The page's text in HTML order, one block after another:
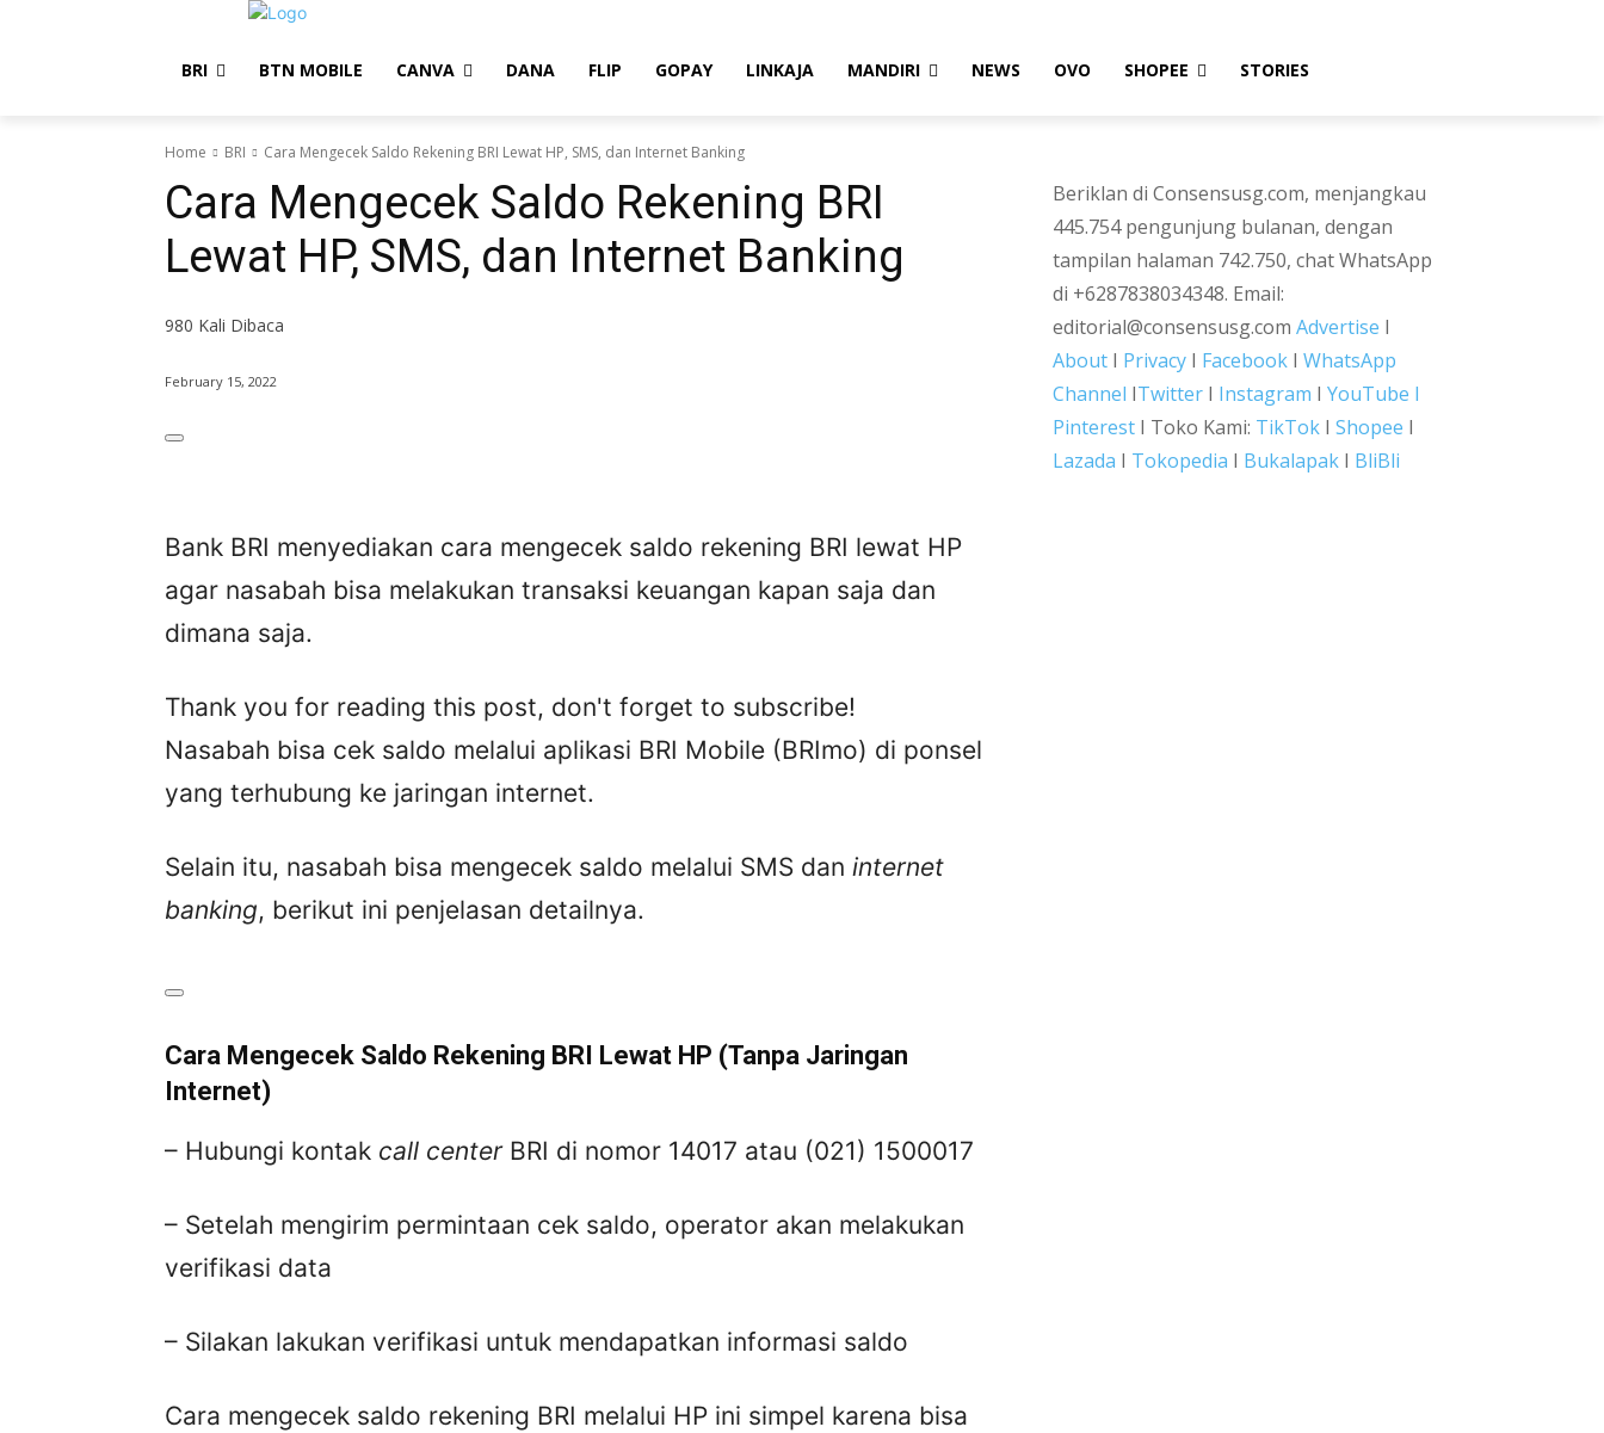
BRI BTN MOBILE CANVA DANA FLIP GOPAY LINKAJA MANDIRI NEWS OVO SHOPEE STORIES
Home BRI Cara Mengecek Saldo Rekening BRI Lewat HP, SMS, dan Internet Banking
Cara Mengecek Saldo Rekening BRI
Lewat HP, SMS, dan Internet Banking
980 Kali Dibaca
February 15, 2022
Bank BRI menyediakan cara mengecek saldo rekening BRI lewat HP
agar nasabah bisa melakukan transaksi keuangan kapan saja dan
dimana saja.
Thank you for reading this post, don't forget to subscribe!
Nasabah bisa cek saldo melalui aplikasi BRI Mobile (BRImo) di ponsel
yang terhubung ke jaringan internet.
Selain itu, nasabah bisa mengecek saldo melalui SMS dan internet
banking, berikut ini penjelasan detailnya.
Cara Mengecek Saldo Rekening BRI Lewat HP (Tanpa Jaringan
Internet)
– Hubungi kontak call center BRI di nomor 14017 atau (021) 1500017
– Setelah mengirim permintaan cek saldo, operator akan melakukan
verifikasi data
– Silakan lakukan verifikasi untuk mendapatkan informasi saldo
Cara mengecek saldo rekening BRI melalui HP ini simpel karena bisa
Beriklan di Consensusg.com, menjangkau
445.754 pengunjung bulanan, dengan
tampilan halaman 742.750, chat WhatsApp
di +6287838034348. Email:
editorial@consensusg.com Advertise I
About I Privacy I Facebook I WhatsApp
Channel ITwitter I Instagram I YouTube I
Pinterest I Toko Kami: TikTok I Shopee I
Lazada I Tokopedia I Bukalapak I BliBli